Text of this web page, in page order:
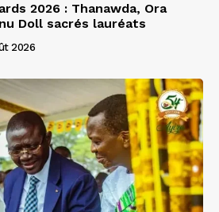
2026 : Thanawda, Ora
Doll sacrés lauréats
2026